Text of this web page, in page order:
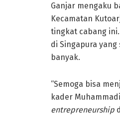
Ganjar mengaku
Kecamatan
tingkat cabang
di Singapura
banyak.
“Semoga bisa
kader
entrepreneurship